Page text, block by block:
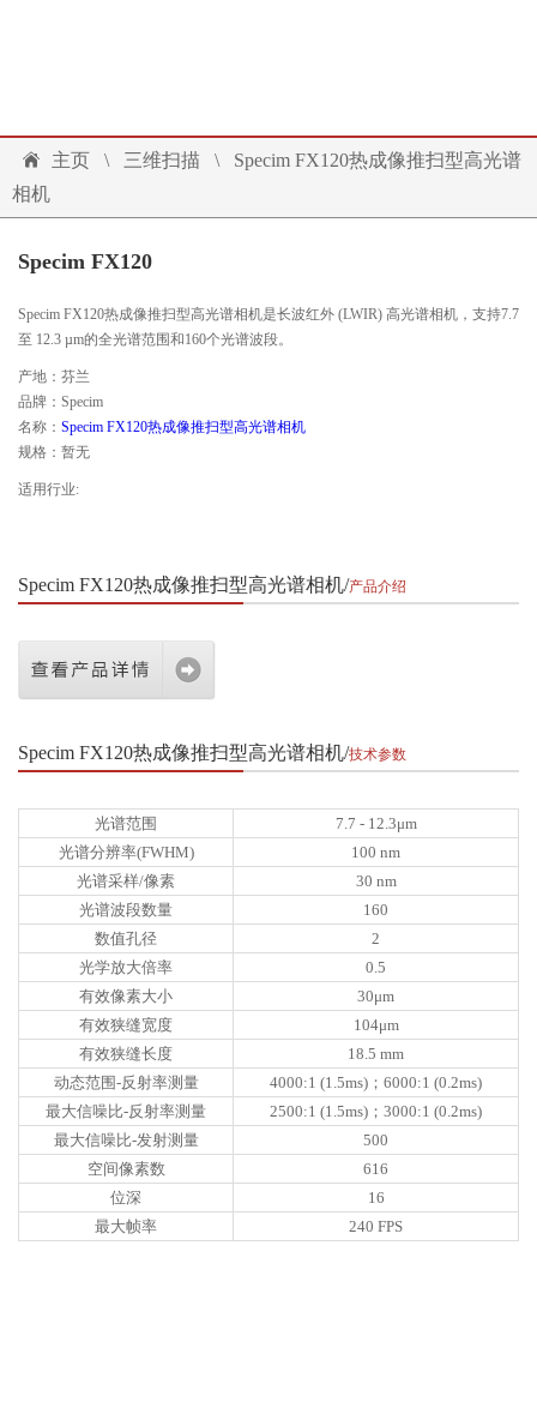
主页 \ 三维扫描 \
Specim FX120热成像推扫型高光谱
相机
Specim FX120
Specim FX120热成像推扫型高光谱相机是长波红外 (LWIR) 高光谱相机，支持7.7
至 12.3 µm的全光谱范围和160个光谱波段。
产地：芬兰
品牌：Specim
名称： Specim FX120热成像推扫型高光谱相机
规格：暂无
适用行业:
Specim FX120热成像推扫型高光谱相机 产品介绍
Specim FX120热成像推扫型高光谱相机 技术参数
光谱范围
7.7 - 12.3μm
光谱分辨率(FWHM)
100 nm
光谱采样/像素
30 nm
光谱波段数量
160
数值孔径
2
光学放大倍率
0.5
有效像素大小
30μm
有效狭缝宽度
104μm
有效狭缝长度
18.5 mm
动态范围-反射率测量
4000:1 (1.5ms)；6000:1 (0.2ms)
最大信噪比-反射率测量
2500:1 (1.5ms)；3000:1 (0.2ms)
最大信噪比-发射测量
500
空间像素数
616
位深
16
最大帧率
240 FPS